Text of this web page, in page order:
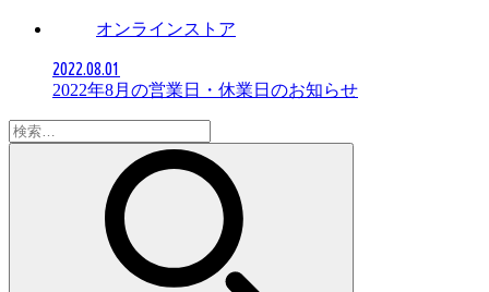
オンラインストア
2022.08.01
2022年8月の営業日・休業日のお知らせ
検